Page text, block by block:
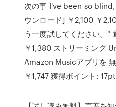
次の事 I've been so
ウンロード] ￥2,100 ￥
う一度試してください。"
￥1,380 ストリーミング
Amazon Musicアプリを
￥1,747 獲得ポイント: